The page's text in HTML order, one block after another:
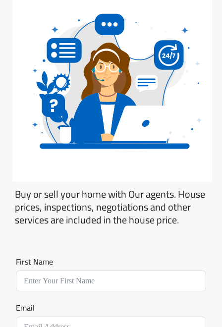
Buy or sell your home with Our agents. House
prices, inspections, negotiations and other
services are included in the house price.
First Name
Email